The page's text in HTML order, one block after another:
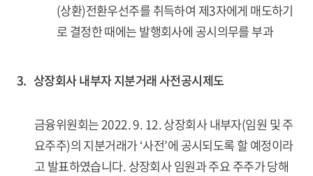
(상환)전환우선주를 취득하여 제3자에게 매도하기
로 결정한 때에는 발행회사에 공시의무를 부과
3. 상장회사 내부자 지분거래 사전공시제도
금융위원회는 2022. 9. 12. 상장회사 내부자(임원 및 주
요주주)의 지분거래가 ‘사전’에 공시되도록 할 예정이라
고 발표하였습니다. 상장회사 임원과 주요 주주가 당해